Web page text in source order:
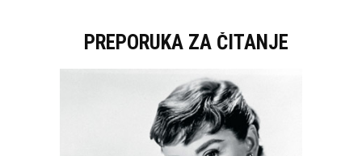
PREPORUKA ZA ČITANJE